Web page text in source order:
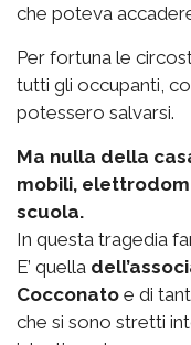
che poteva
Per fortuna le
tutti gli occupanti,
potessero salvarsi.
Ma nulla della
mobili,
scuola.
In questa tragedia
E’ quella
Cocconato e di
che si sono stretti